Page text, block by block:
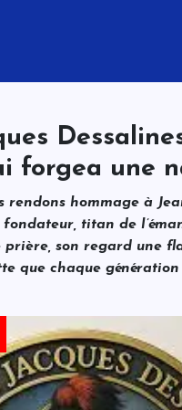
forgea une
rendons hommage à
fondateur, titan de
prière, son regard une
que chaque